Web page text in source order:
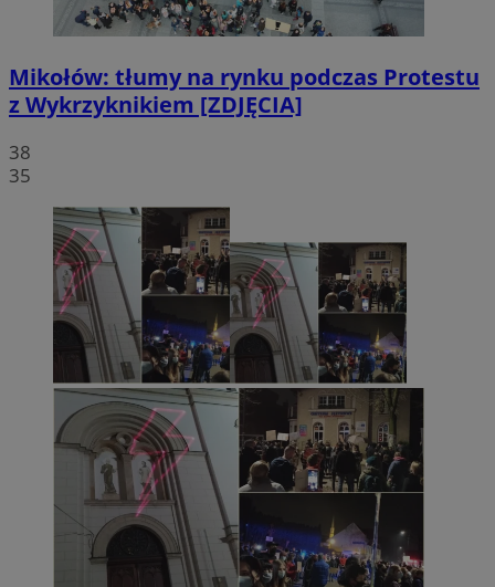
Mikołów: tłumy na rynku podczas Protestu
z Wykrzyknikiem [ZDJĘCIA]
38
35